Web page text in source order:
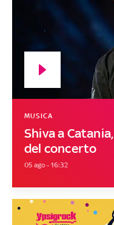
Shiva a
del concerto
MUSICA
05 ago - 16:32